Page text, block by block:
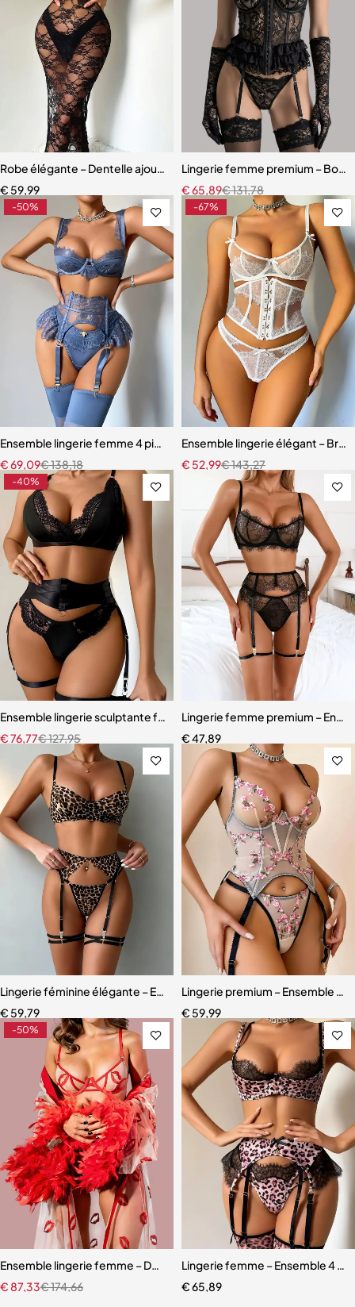
Robe élégante – Dentelle ajourée avec fente haute et effet
€ 59,99
Lingerie femme premium –
€131,78
€65,89
-50%
Ensemble lingerie femme 4 pièces – Satin bleu ardoise et dentelle à
€138,18
€69,09
-67%
Ensemble lingerie élégant –
€143,27
€ 52,99
-40%
Ensemble lingerie sculptante femme – Dentelle raffinée avec
€127,95
€76,77
Lingerie femme premium –
€47,89
Lingerie féminine élégante – Ensemble en dentelle léopard avec
€ 59,79
Lingerie premium – Ensemble
€ 59,99
-50%
Ensemble lingerie femme – Dentelle rouge avec robe en maille et
€174,66
€ 87,33
Lingerie femme – Ensemble 4
€65,89